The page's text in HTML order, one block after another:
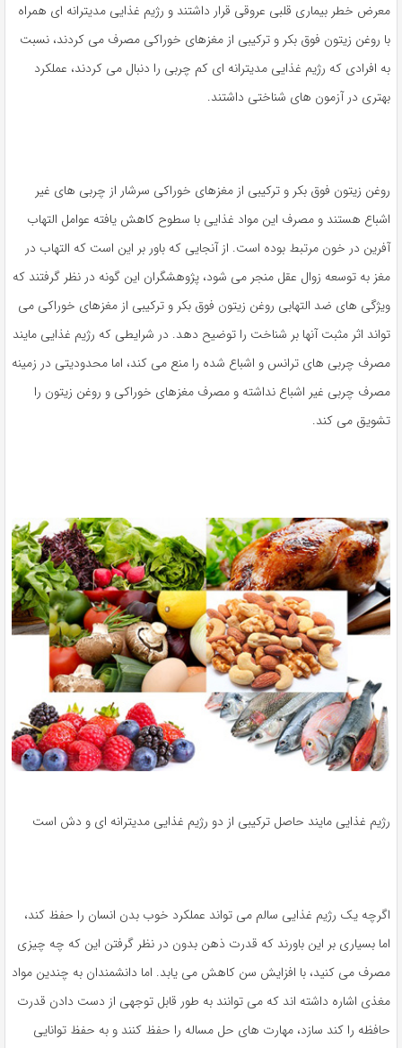
معرض خطر بیماری قلبی عروقی قرار داشتند و رژیم غذایی مدیترانه ای همراه
با روغن زیتون فوق بکر و ترکیبی از مغزهای خوراکی مصرف می کردند، نسبت
به افرادی که رژیم غذایی مدیترانه ای کم چربی را دنبال می کردند، عملکرد
بهتری در آزمون های شناختی داشتند.
روغن زیتون فوق بکر و ترکیبی از مغزهای خوراکی سرشار از چربی های غیر
اشباع هستند و مصرف این مواد غذایی با سطوح کاهش یافته عوامل التهاب
آفرین در خون مرتبط بوده است. از آنجایی که باور بر این است که التهاب در
مغز به توسعه زوال عقل منجر می شود، پژوهشگران این گونه در نظر گرفتند که
ویژگی های ضد التهابی روغن زیتون فوق بکر و ترکیبی از مغزهای خوراکی می
تواند اثر مثبت آنها بر شناخت را توضیح دهد. در شرایطی که رژیم غذایی مایند
مصرف چربی های ترانس و اشباع شده را منع می کند، اما محدودیتی در زمینه
مصرف چربی غیر اشباع نداشته و مصرف مغزهای خوراکی و روغن زیتون را
تشویق می کند.
رژیم غذایی مایند حاصل ترکیبی از دو رژیم غذایی مدیترانه ای و دش است
اگرچه یک رژیم غذایی سالم می تواند عملکرد خوب بدن انسان را حفظ کند،
اما بسیاری بر این باورند که قدرت ذهن بدون در نظر گرفتن این که چه چیزی
مصرف می کنید، با افزایش سن کاهش می یابد. اما دانشمندان به چندین مواد
مغذی اشاره داشته اند که می توانند به طور قابل توجهی از دست دادن قدرت
حافظه را کند سازد، مهارت های حل مساله را حفظ کنند و به حفظ توانایی